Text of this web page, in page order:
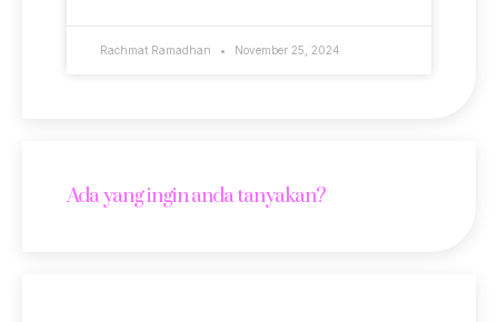
Rachmat Ramadhan November 25, 2024
Ada yang ingin anda tanyakan?